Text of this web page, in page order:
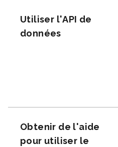
Utiliser l'API de
données
Obtenir de l'aide
pour utiliser le